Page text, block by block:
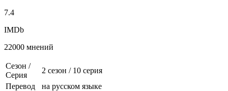
7.4
IMDb
22000 мнений
Сезон /
Серия
2 сезон / 10 серия
Перевод
на русском языке